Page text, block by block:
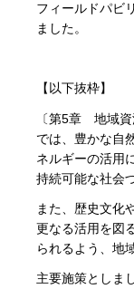
フィールドパビ
ました。
【以下抜枠】
〔第5章 地域資
では、豊かな自
ネルギーの活用
持続可能な社会
また、歴史文化
更なる活用を図
られるよう、地
主要施策としま